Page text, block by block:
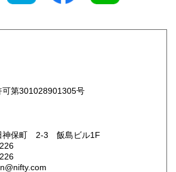
200円 島根県
200円
第301028901305号
神保町 2-3 飯島ビル1F